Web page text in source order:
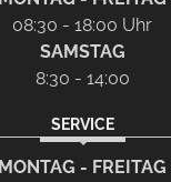
08:30 - 18:00 Uhr
SAMSTAG
8:30 - 14:00
SERVICE
MONTAG - FREITAG